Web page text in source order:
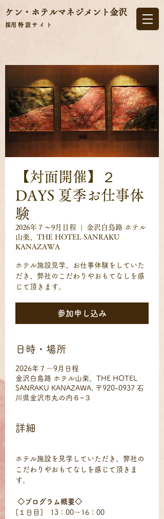
ケン・ホテルマネジメント 金沢
​採用特設サイト
【対面開催】２
DAYS 夏季お仕事体
験
2026年７～9月日程
金沢白鳥路 ホテル
山楽、THE HOTEL SANRAKU
KANAZAWA
ホテル施設見学、お仕事体験をしていた
だき、弊社のこだわりやおもてなしを感
じて頂きます。
参加申し込み
日時・場所
2026年７～9月日程
金沢白鳥路 ホテル山楽、THE HOTEL
SANRAKU KANAZAWA, 〒920-0937 石
川県金沢市丸の内６−３
詳細
ホテル施設を見学していただき、弊社の
こだわりやおもてなしを感じて頂きま
す。
◇プログラム概要◇
[１日目]　13：00～16：00